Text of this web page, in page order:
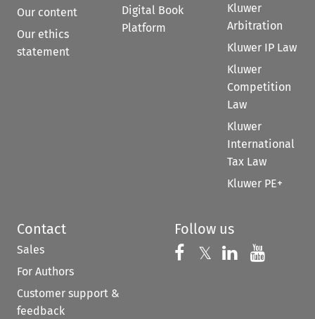
Our content
Our ethics
statement
Digital Book
Platform
Kluwer
Arbitration
Kluwer IP Law
Kluwer
Competition
Law
Kluwer
International
Tax Law
Kluwer PE+
Contact
Sales
For Authors
Customer support &
feedback
Follow us
Follow us on
𝕏 Follow us on
Follow us